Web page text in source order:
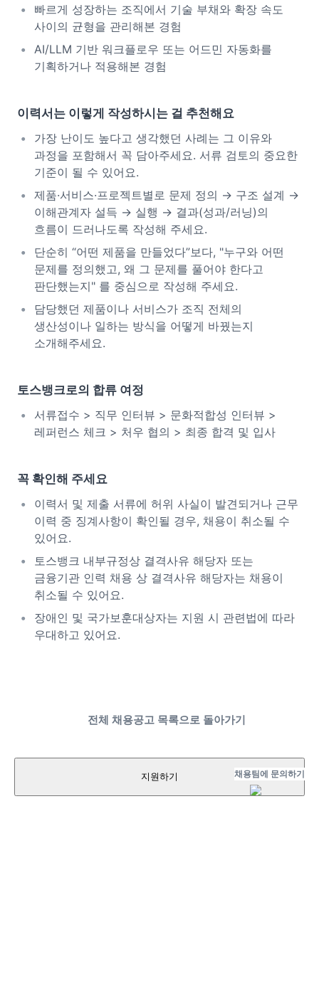
빠르게 성장하는 조직에서 기술 부채와 확장 속도
사이의 균형을 관리해본 경험
AI/LLM 기반 워크플로우 또는 어드민 자동화를
기획하거나 적용해본 경험
이력서는 이렇게 작성하시는 걸 추천해요
가장 난이도 높다고 생각했던 사례는 그 이유와
과정을 포함해서 꼭 담아주세요. 서류 검토의 중요한
기준이 될 수 있어요.
제품·서비스·프로젝트별로 문제 정의 → 구조 설계 →
이해관계자 설득 → 실행 → 결과(성과/러닝)의
흐름이 드러나도록 작성해 주세요.
단순히 “어떤 제품을 만들었다”보다, "누구와 어떤
문제를 정의했고, 왜 그 문제를 풀어야 한다고
판단했는지" 를 중심으로 작성해 주세요.
담당했던 제품이나 서비스가 조직 전체의
생산성이나 일하는 방식을 어떻게 바꿨는지
소개해주세요.
토스뱅크로의 합류 여정
서류접수 > 직무 인터뷰 > 문화적합성 인터뷰 >
레퍼런스 체크 > 처우 협의 > 최종 합격 및 입사
꼭 확인해 주세요
이력서 및 제출 서류에 허위 사실이 발견되거나 근무
이력 중 징계사항이 확인될 경우, 채용이 취소될 수
있어요.
토스뱅크 내부규정상 결격사유 해당자 또는
금융기관 인력 채용 상 결격사유 해당자는 채용이
취소될 수 있어요.
장애인 및 국가보훈대상자는 지원 시 관련법에 따라
우대하고 있어요.
전체 채용공고 목록으로 돌아가기
지원하기 채용팀에 문의하기